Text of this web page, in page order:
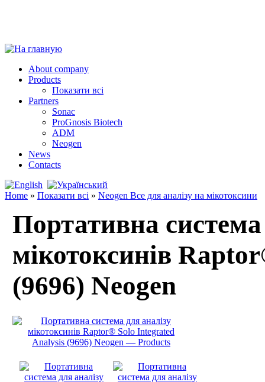
About company
Products
Показати всі
Partners
Sonac
ProGnosis Biotech
ADM
Neogen
News
Contacts
Home » Показати всі » Neogen Все для аналізу на мікотоксини
Портативна система
мікотоксинів
(9696) Neogen